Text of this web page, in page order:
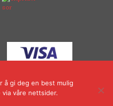
å gi deg en best mulig
våre nettsider.